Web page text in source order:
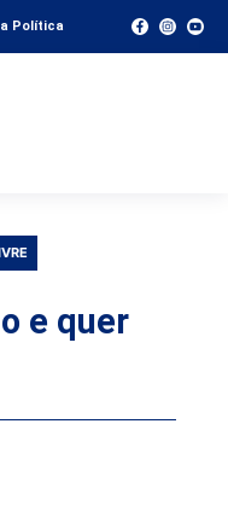
Política
e quer